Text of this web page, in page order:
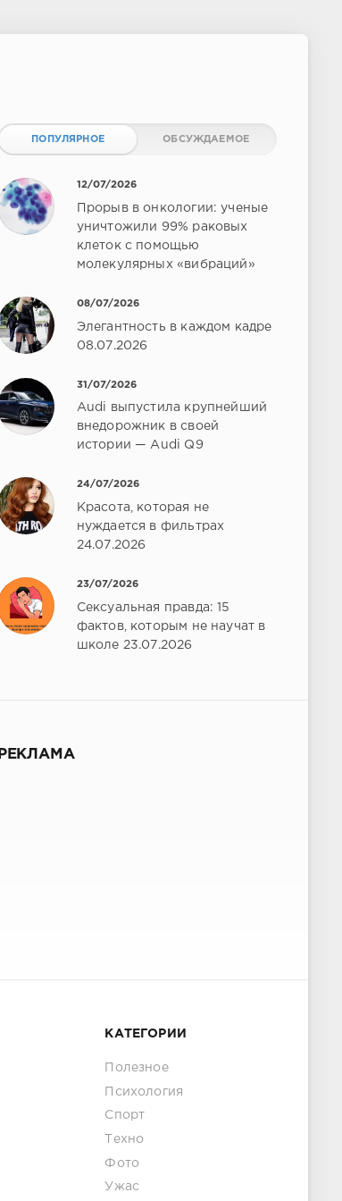
ПОПУЛЯРНОЕ ОБСУЖДАЕМОЕ
12/07/2026
Прорыв в онкологии: ученые
уничтожили 99% раковых
клеток с помощью
молекулярных «вибраций»
08/07/2026
Элегантность в каждом кадре
08.07.2026
31/07/2026
Audi выпустила крупнейший
внедорожник в своей
истории — Audi Q9
24/07/2026
Красота, которая не
нуждается в фильтрах
24.07.2026
23/07/2026
Сексуальная правда: 15
фактов, которым не научат в
школе 23.07.2026
РЕКЛАМА
КАТЕГОРИИ
Полезное
Психология
Спорт
Техно
Фото
Ужас